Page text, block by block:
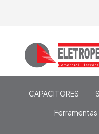
CAPACITORES